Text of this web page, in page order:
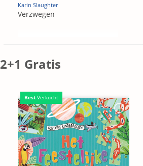
Karin Slaughter
Verzwegen
2+1 Gratis
Best Verkocht